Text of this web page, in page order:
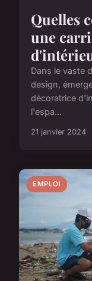
Quelles
une
Dans le vaste
design,
décoratrice
l'espa...
21 janvier 2024
EMPLOI